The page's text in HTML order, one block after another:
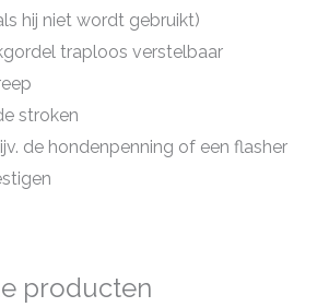
hij niet wordt gebruikt)
traploos verstelbaar
stroken
de hondenpenning of een flasher
producten